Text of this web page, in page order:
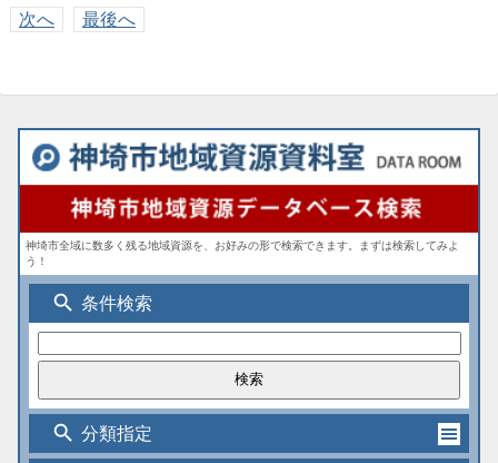
次へ 最後へ
神埼市全域に数多く残る地域資源を、お好みの形で検索できます。まずは検索してみよ
う！
search 条件検索
search 分類指定